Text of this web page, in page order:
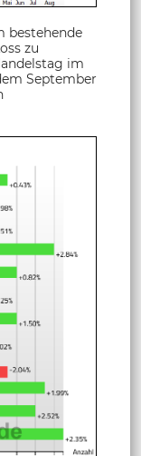
bestehende
zu
im
September